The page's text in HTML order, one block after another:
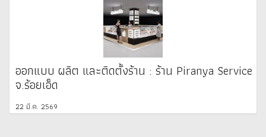
ออกแบบ ผลิต และติดตั้งร้าน : ร้าน Piranya Service
จ.ร้อยเอ็ด
22 มี.ค. 2569